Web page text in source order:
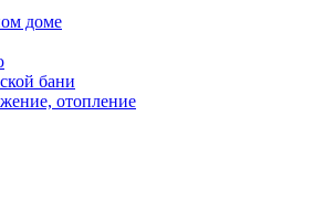
доме
бани
отопление